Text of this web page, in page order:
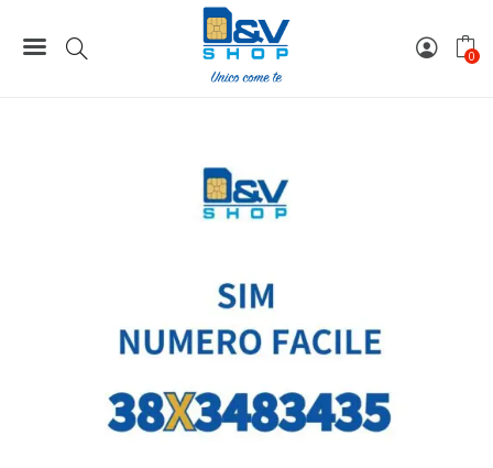
0
SIM Wind3 Numero Facile 38X3483435 Da Attivare